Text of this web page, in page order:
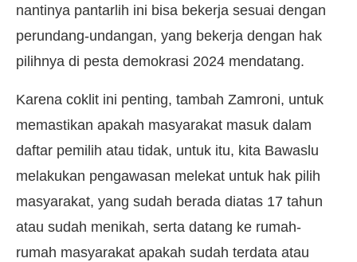
nantinya pantarlih ini bisa bekerja sesuai dengan
perundang-undangan, yang bekerja dengan hak
pilihnya di pesta demokrasi 2024 mendatang.
Karena coklit ini penting, tambah Zamroni, untuk
memastikan apakah masyarakat masuk dalam
daftar pemilih atau tidak, untuk itu, kita Bawaslu
melakukan pengawasan melekat untuk hak pilih
masyarakat, yang sudah berada diatas 17 tahun
atau sudah menikah, serta datang ke rumah-
rumah masyarakat apakah sudah terdata atau